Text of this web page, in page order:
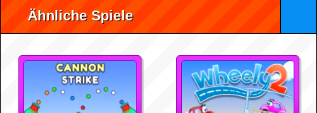
Ähnliche Spiele